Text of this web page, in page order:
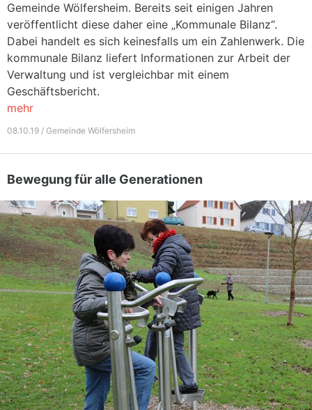
Gemeinde Wölfersheim. Bereits seit einigen Jahren
veröffentlicht diese daher eine „Kommunale Bilanz“.
Dabei handelt es sich keinesfalls um ein Zahlenwerk. Die
kommunale Bilanz liefert Informationen zur Arbeit der
Verwaltung und ist vergleichbar mit einem
Geschäftsbericht.
mehr
08.10.19 / Gemeinde Wölfersheim
Bewegung für alle Generationen